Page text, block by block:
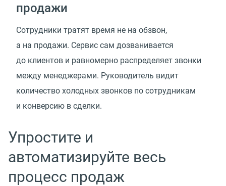
продажи
Сотрудники тратят время не на обзвон,
а на продажи. Сервис сам дозванивается
до клиентов и равномерно распределяет звонки
между менеджерами. Руководитель видит
количество холодных звонков по сотрудникам
и конверсию в сделки.
Упростите и
автоматизируйте весь
процесс продаж